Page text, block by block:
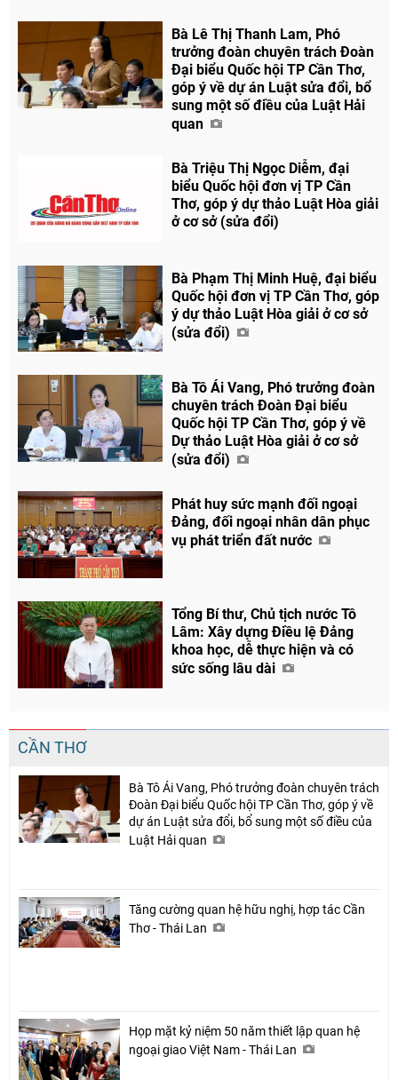
Chia sẻ
Facebook
Bà Lê Thị Thanh Lam, Phó
trưởng đoàn chuyên trách Đoàn
Đại biểu Quốc hội TP Cần Thơ,
góp ý về dự án Luật sửa đổi, bổ
sung một số điều của Luật Hải
quan
Bà Triệu Thị Ngọc Diễm, đại
biểu Quốc hội đơn vị TP Cần
Thơ, góp ý dự thảo Luật Hòa giải
ở cơ sở (sửa đổi)
Bà Phạm Thị Minh Huệ, đại biểu
Quốc hội đơn vị TP Cần Thơ, góp
ý dự thảo Luật Hòa giải ở cơ sở
(sửa đổi)
Bà Tô Ái Vang, Phó trưởng đoàn
chuyên trách Đoàn Đại biểu
Quốc hội TP Cần Thơ, góp ý về
Dự thảo Luật Hòa giải ở cơ sở
(sửa đổi)
Phát huy sức mạnh đối ngoại
Đảng, đối ngoại nhân dân phục
vụ phát triển đất nước
Tổng Bí thư, Chủ tịch nước Tô
Lâm: Xây dựng Điều lệ Đảng
khoa học, dễ thực hiện và có
sức sống lâu dài
CẦN THƠ
Bà Tô Ái Vang, Phó trưởng đoàn chuyên trách
Đoàn Đại biểu Quốc hội TP Cần Thơ, góp ý về
dự án Luật sửa đổi, bổ sung một số điều của
Luật Hải quan
Tăng cường quan hệ hữu nghị, hợp tác Cần
Thơ - Thái Lan
Họp mặt kỷ niệm 50 năm thiết lập quan hệ
ngoại giao Việt Nam - Thái Lan